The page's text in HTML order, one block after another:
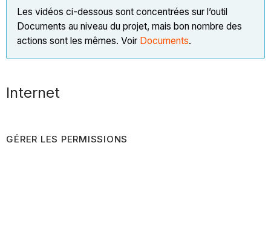
Les vidéos ci-dessous sont concentrées sur l’outil
Documents au niveau du projet, mais bon nombre des
actions sont les mêmes. Voir Documents.
Internet
GÉRER LES PERMISSIONS